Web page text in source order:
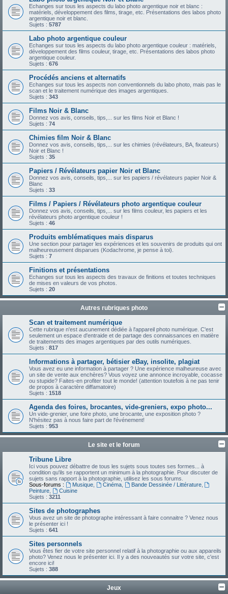
Echanges sur tous les aspects du labo photo argentique noir et blanc :
matériels, développement des films, tirage, etc. Présentations des labos photo
argentique noir et blanc.
Sujets : 5787
Labo photo argentique couleur
Echanges sur tous les aspects du labo photo argentique couleur : matériels,
développement des films couleur, tirage, etc. Présentations des labos photo
argentique couleur.
Sujets : 676
Procédés anciens et alternatifs
Echanges sur tous les aspects non conventionnels du labo photo, mais pas le
scan et le traitement numérique des images argentiques.
Sujets : 343
Films Noir & Blanc
Donnez vos avis, conseils, tips,... sur les films Noir et Blanc !
Sujets : 74
Chimies film Noir & Blanc
Donnez vos avis, conseils, tips,... sur les chimies (révélateurs, BA, fixateurs)
Noir et Blanc !
Sujets : 35
Papiers / Révélateurs papier Noir et Blanc
Donnez vos avis, conseils, tips,... sur les papiers / révélateurs papier Noir &
Blanc
Sujets : 33
Films / Papiers / Révélateurs photo argentique couleur
Donnez vos avis, conseils, tips,... sur les films couleur, les papiers et les
révélateurs photo argentique couleur !
Sujets : 46
Produits emblématiques mais disparus
Une section pour partager les expériences et les souvenirs de produits qui ont
malheureusement disparues (Kodachrome, je pense à toi).
Sujets : 7
Finitions et présentations
Echanges sur tous les aspects des travaux de finitions et toutes techniques
de mises en valeurs de vos photos.
Sujets : 20
Autres rubriques photo
Scan et traitement numérique
Cette rubrique n'est aucunement dédiée à l'appareil photo numérique. C'est
seulement un espace d'entraide et de partage des connaissances en matière
de traitements des images argentiques par des outils numériques.
Sujets : 817
Informations à partager, bétisier eBay, insolite, plagiat
Vous avez eu une information à partager ? Une expérience malheureuse avec
un site de vente aux enchères? Vous voyez une annonce incroyable, cocasse
ou stupide? Faites-en profiter tout le monde! (attention toutefois à ne pas tenir
de propos à caractère diffamatoire)
Sujets : 1518
Agenda des foires, brocantes, vide-greniers, expo photo...
Un vide-grenier, une foire photo, une brocante, une exposition photo ?
N'hésitez pas à nous faire part de l'événement!
Sujets : 953
Le site et le forum
Tribune Libre
Ici vous pouvez débattre de tous les sujets sous toutes ses formes... à
condition qu'ils se rapportent un minimum à la photographie. Pour discuter de
sujets sans rapport à la photographie, utilisez les sous forums.
Sous-forums :
Musique, Cinéma, Bande Dessinée / Littérature,
Peinture
Cuisine
Sujets : 3211
Sites de photographes
Vous avez un site de photographe intéressant à faire connaitre ? Venez nous
le présenter ici !
Sujets : 641
Sites personnels
Vous êtes fier de votre site personnel relatif à la photographie ou aux appareils
photo? Venez nous le présenter ici. Il y a des nouveautés sur votre site, c'est
encore ici!
Sujets : 388
Jeux